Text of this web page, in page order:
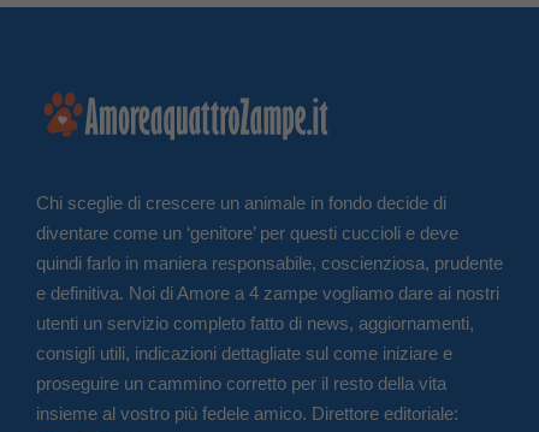
Chi sceglie di crescere un animale in fondo decide di
diventare come un ‘genitore’ per questi cuccioli e deve
quindi farlo in maniera responsabile, coscienziosa, prudente
e definitiva. Noi di Amore a 4 zampe vogliamo dare ai nostri
utenti un servizio completo fatto di news, aggiornamenti,
consigli utili, indicazioni dettagliate sul come iniziare e
proseguire un cammino corretto per il resto della vita
insieme al vostro più fedele amico. Direttore editoriale: